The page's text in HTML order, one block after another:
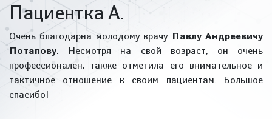
Пациентка А.
Очень благодарна молодому врачу Павлу Андреевичу
Потапову. Несмотря на свой возраст, он очень
профессионален, также отметила его внимательное и
тактичное отношение к своим пациентам. Большое
спасибо!